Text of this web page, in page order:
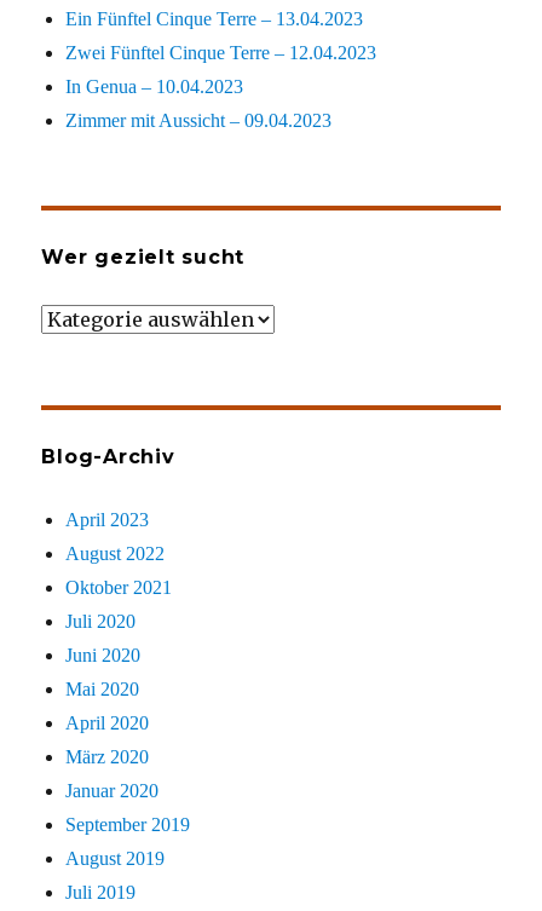
Ein Fünftel Cinque Terre – 13.04.2023
Zwei Fünftel Cinque Terre – 12.04.2023
In Genua – 10.04.2023
Zimmer mit Aussicht – 09.04.2023
Wer gezielt sucht
Wer
Blog-Archiv
April 2023
August 2022
Oktober 2021
Juli 2020
Juni 2020
Mai 2020
April 2020
März 2020
Januar 2020
September 2019
August 2019
Juli 2019